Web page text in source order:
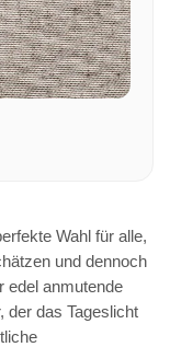
Wahl für alle,
und dennoch
edel anmutende
der das Tageslicht